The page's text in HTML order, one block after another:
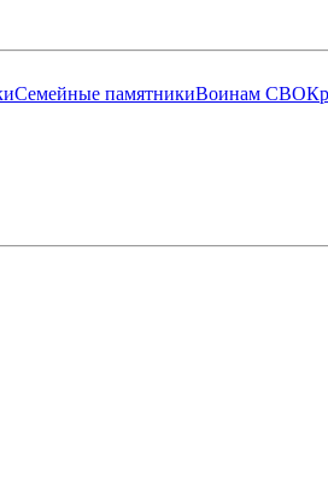
Семейные памятникиВоинам СВО